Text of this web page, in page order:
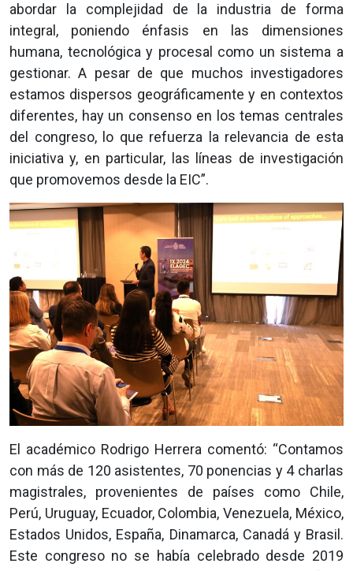
abordar la complejidad de la industria de forma
integral, poniendo énfasis en las dimensiones
humana, tecnológica y procesal como un sistema a
gestionar. A pesar de que muchos investigadores
estamos dispersos geográficamente y en contextos
diferentes, hay un consenso en los temas centrales
del congreso, lo que refuerza la relevancia de esta
iniciativa y, en particular, las líneas de investigación
que promovemos desde la EIC”.
El académico Rodrigo Herrera comentó: “Contamos
con más de 120 asistentes, 70 ponencias y 4 charlas
magistrales, provenientes de países como Chile,
Perú, Uruguay, Ecuador, Colombia, Venezuela, México,
Estados Unidos, España, Dinamarca, Canadá y Brasil.
Este congreso no se había celebrado desde 2019